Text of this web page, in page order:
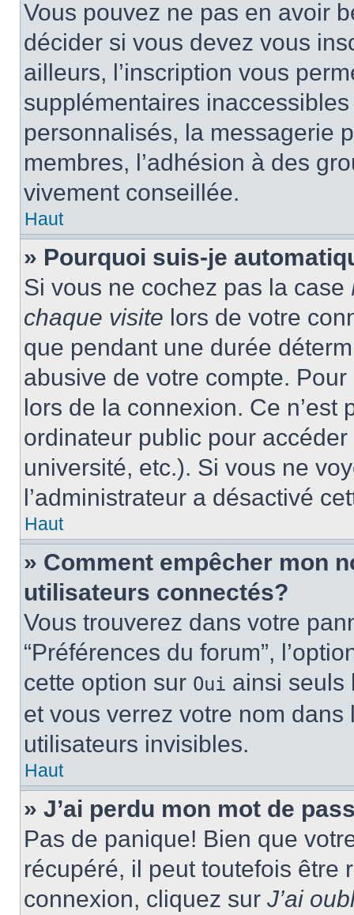
Vous pouvez ne pas en avoir
décider si vous devez vous
ailleurs, l’inscription vous
supplémentaires
personnalisés, la messagerie
membres, l’adhésion à des
vivement conseillée.
Haut
» Pourquoi suis-je
Si vous ne cochez pas la case
chaque visite lors de votre
que pendant une durée
abusive de votre compte.
lors de la connexion. Ce
ordinateur public pour
université, etc.). Si vous ne
l’administrateur a désactivé
Haut
» Comment empêcher mon
utilisateurs connectés?
Vous trouverez dans votre
“Préférences du forum”,
cette option sur Oui ainsi seuls
et vous verrez votre nom
utilisateurs invisibles.
Haut
» J’ai perdu mon mot de
Pas de panique! Bien que
récupéré, il peut toutefois être
connexion, cliquez sur J’ai